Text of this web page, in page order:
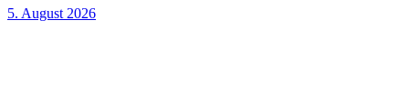
5. August 2026